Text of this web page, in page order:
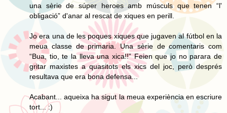
una sèrie de súper heroes amb músculs que tenen “l'
obligació” d'anar al rescat de xiques en perill.
Jo era una de les poques xiques que jugaven al fútbol en la
meua classe de primaria. Una sèrie de comentaris com
“Bua, tio, te la lleva una xica!!” Feien que jo no parara de
gritar maxistes a quasitots els xics del joc, però després
resultava que era bona defensa...
Acabant... aqueixa ha sigut la meua experiència en escriure
tort... :)